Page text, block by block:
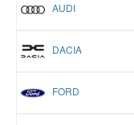
AUDI
DACIA
FORD